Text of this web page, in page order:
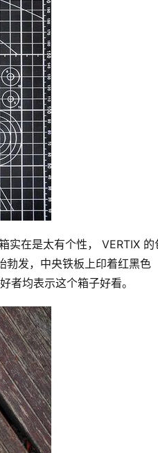
实在是太有个性， VERTIX 的
勃发，中央铁板上印着红黑色
者均表示这个箱子好看。